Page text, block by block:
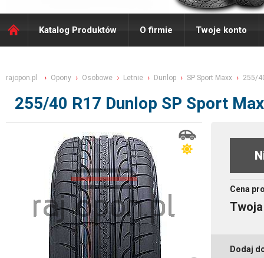
Katalog Produktów O firmie Twoje konto
rajopon.pl Opony Osobowe Letnie Dunlop SP Sport Maxx 255/
255/40 R17 Dunlop SP Sport
Cena
Dodaj